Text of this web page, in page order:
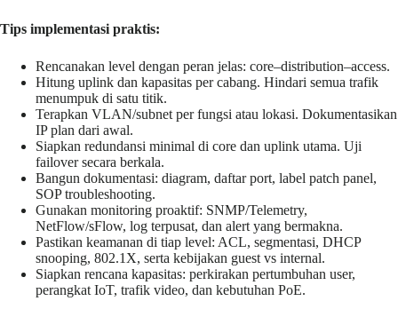
Tips implementasi praktis:
Rencanakan level dengan peran jelas: core–distribution–access.
Hitung uplink dan kapasitas per cabang. Hindari semua trafik
menumpuk di satu titik.
Terapkan VLAN/subnet per fungsi atau lokasi. Dokumentasikan
IP plan dari awal.
Siapkan redundansi minimal di core dan uplink utama. Uji
failover secara berkala.
Bangun dokumentasi: diagram, daftar port, label patch panel,
SOP troubleshooting.
Gunakan monitoring proaktif: SNMP/Telemetry,
NetFlow/sFlow, log terpusat, dan alert yang bermakna.
Pastikan keamanan di tiap level: ACL, segmentasi, DHCP
snooping, 802.1X, serta kebijakan guest vs internal.
Siapkan rencana kapasitas: perkirakan pertumbuhan user,
perangkat IoT, trafik video, dan kebutuhan PoE.